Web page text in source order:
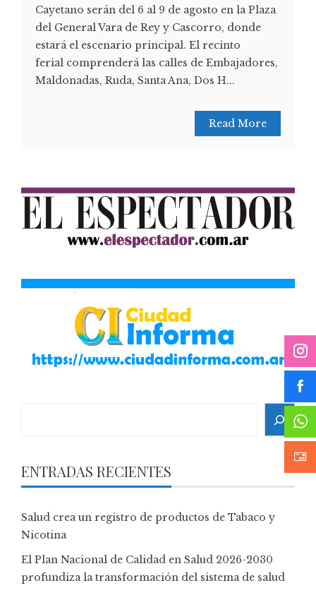
Cayetano serán del 6 al 9 de agosto en la Plaza
del General Vara de Rey y Cascorro, donde
estará el escenario principal. El recinto
ferial comprenderá las calles de Embajadores,
Maldonadas, Ruda, Santa Ana, Dos H...
Read More
ENTRADAS RECIENTES
Salud crea un registro de productos de Tabaco y
Nicotina
El Plan Nacional de Calidad en Salud 2026-2030
profundiza la transformación del sistema de salud